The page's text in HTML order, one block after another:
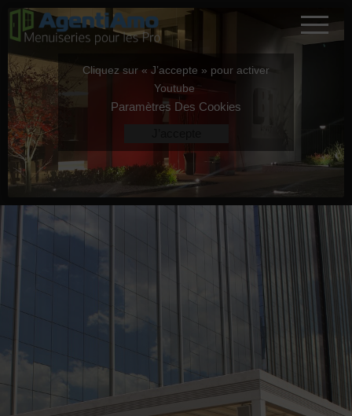
Cliquez sur « J’accepte » pour activer
Youtube
Paramètres Des Cookies